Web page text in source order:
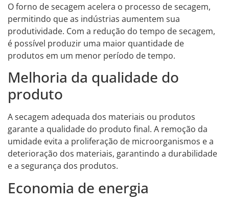
O forno de secagem acelera o processo de secagem,
permitindo que as indústrias aumentem sua
produtividade. Com a redução do tempo de secagem,
é possível produzir uma maior quantidade de
produtos em um menor período de tempo.
Melhoria da qualidade do
produto
A secagem adequada dos materiais ou produtos
garante a qualidade do produto final. A remoção da
umidade evita a proliferação de microorganismos e a
deterioração dos materiais, garantindo a durabilidade
e a segurança dos produtos.
Economia de energia